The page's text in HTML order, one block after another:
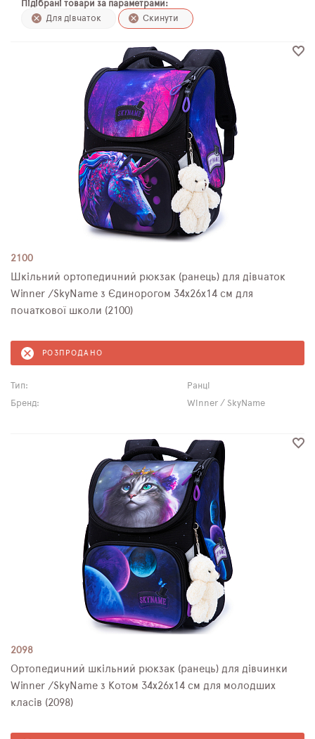
ПЛЯШКИ ДЛЯ ВОДИ
SCHOOL STANDARD
Підібрані товари за параметрами:
Для дівчаток
Скинути
2100
Шкільний ортопедичний рюкзак (ранець) для дівчаток
Winner /SkyName з Єдинорогом 34х26х14 см для
початкової школи (2100)
РОЗПРОДАНО
Тип:
Ранці
Бренд:
Winner / SkyName
2098
Ортопедичний шкільний рюкзак (ранець) для дівчинки
Winner /SkyName з Котом 34х26х14 см для молодших
класів (2098)